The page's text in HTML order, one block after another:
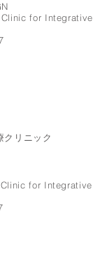
for Integrative
クリニック
for Integrative